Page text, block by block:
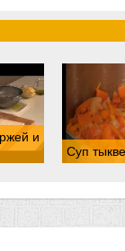
и
Суп